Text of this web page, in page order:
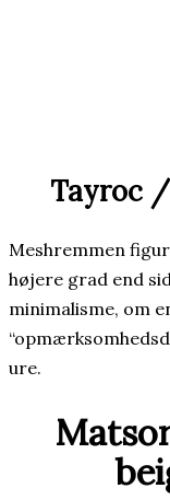
Tayroc
Meshremmen
højere grad end
minimalisme, om
ure.